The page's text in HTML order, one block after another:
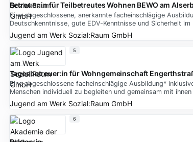
Betreuer:in für Teilbetreutes Wohnen BEWO am
Eine abgeschlossene, anerkannte facheinschlägige
Deutschkenntnisse, gute EDV-Kenntnisse und Sicherheit
Jugend am Werk Sozial:Raum GmbH
Tagesbetreuer:in für Wohngemeinschaft
Eine abgeschlossene facheinschlägige Ausbildung*
Menschen individuell zu begleiten und gemeinsam mit
Jugend am Werk Sozial:Raum GmbH
5
6